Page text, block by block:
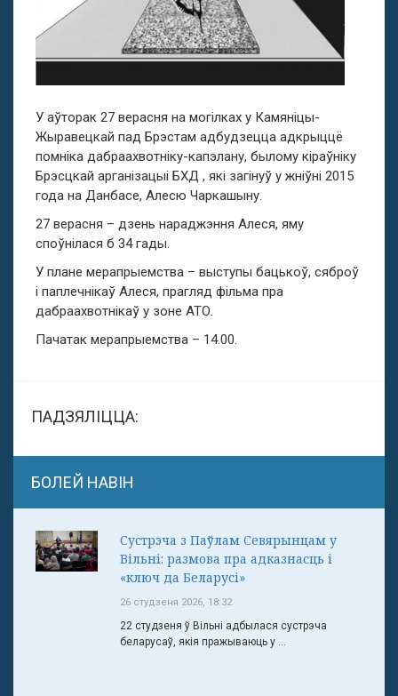
У аўторак 27 верасня на могілках у Камяніцы-
Жыравецкай пад Брэстам адбудзецца адкрыццё
помніка дабраахвотніку-капэлану, былому кіраўніку
Брэсцкай арганізацыі БХД , які загінуў у жніўні 2015
года на Данбасе, Алесю Чаркашыну.
27 верасня – дзень нараджэння Алеся, яму
споўнілася б 34 гады.
У плане мерапрыемства – выступы бацькоў, сяброў
і паплечнікаў Алеся, прагляд фільма пра
дабраахвотнікаў у зоне АТО.
Пачатак мерапрыемства – 14.00.
ПАДЗЯЛІЦЦА:
БОЛЕЙ НАВІН
Сустрэча з Паўлам Севярынцам у
Вільні: размова пра адказнасць і
«ключ да Беларусі»
26 студзеня 2026, 18:32
22 студзеня ў Вільні адбылася сустрэча
беларусаў, якія пражываюць у ...